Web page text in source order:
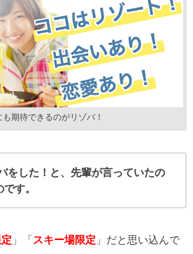
期待できるのがリゾバ！
をした！と、先輩が言っていたの
す。
」「スキー場限定 」だと思い込んで